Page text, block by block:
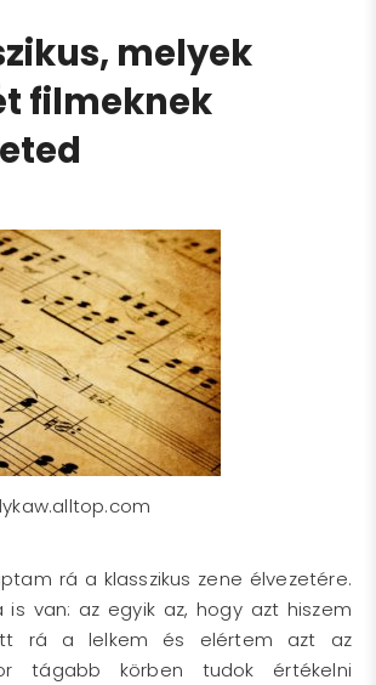
melyek
filmeknek
rá a klasszikus zene élvezetére.
is van: az egyik az, hogy azt hiszem
rá a lelkem és elértem azt az
tágabb körben tudok értékelni